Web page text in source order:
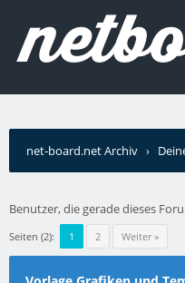
net-board.net Archiv ›
Benutzer, die gerade dieses
Seiten (2): 1 2 Weiter »